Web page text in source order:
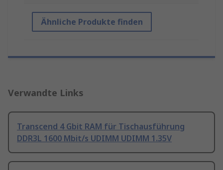
Ähnliche Produkte finden
Verwandte Links
Transcend 4 Gbit RAM für Tischausführung
DDR3L 1600 Mbit/s UDIMM UDIMM 1.35V